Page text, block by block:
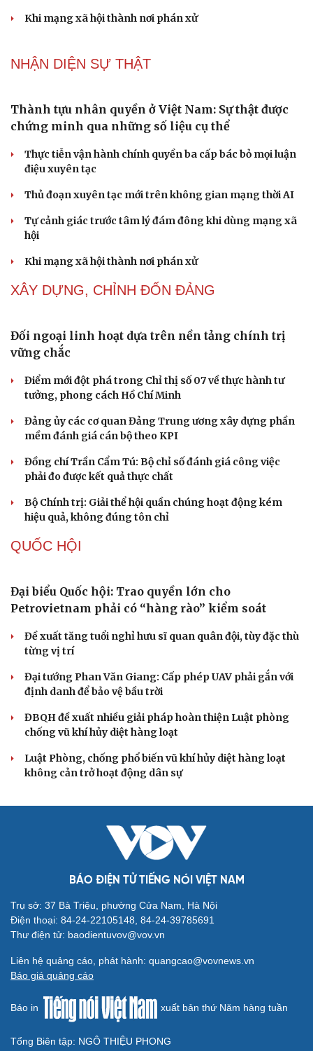
Cải chính
Khi mạng xã hội thành nơi phán xử
NHẬN DIỆN SỰ THẬT
Thành tựu nhân quyền ở Việt Nam: Sự thật được
chứng minh qua những số liệu cụ thể
Thực tiễn vận hành chính quyền ba cấp bác bỏ mọi luận
điệu xuyên tạc
Thủ đoạn xuyên tạc mới trên không gian mạng thời AI
Tự cảnh giác trước tâm lý đám đông khi dùng mạng xã
hội
Khi mạng xã hội thành nơi phán xử
XÂY DỰNG, CHỈNH ĐỐN ĐẢNG
Đối ngoại linh hoạt dựa trên nền tảng chính trị
vững chắc
Điểm mới đột phá trong Chỉ thị số 07 về thực hành tư
tưởng, phong cách Hồ Chí Minh
Đảng ủy các cơ quan Đảng Trung ương xây dựng phần
mềm đánh giá cán bộ theo KPI
Đồng chí Trần Cẩm Tú: Bộ chỉ số đánh giá công việc
phải đo được kết quả thực chất
Bộ Chính trị: Giải thể hội quần chúng hoạt động kém
hiệu quả, không đúng tôn chỉ
QUỐC HỘI
Đại biểu Quốc hội: Trao quyền lớn cho
Petrovietnam phải có “hàng rào” kiểm soát
Đề xuất tăng tuổi nghỉ hưu sĩ quan quân đội, tùy đặc thù
từng vị trí
Đại tướng Phan Văn Giang: Cấp phép UAV phải gắn với
định danh để bảo vệ bầu trời
ĐBQH đề xuất nhiều giải pháp hoàn thiện Luật phòng
chống vũ khí hủy diệt hàng loạt
Luật Phòng, chống phổ biến vũ khí hủy diệt hàng loạt
không cản trở hoạt động dân sự
BÁO ĐIỆN TỬ TIẾNG NÓI VIỆT NAM
Trụ sở: 37 Bà Triệu, phường Cửa Nam, Hà Nội
Điện thoại: 84-24-22105148, 84-24-39785691
Thư điện tử: baodientuvov@vov.vn
Liên hệ quảng cáo, phát hành: quangcao@vovnews.vn
Báo giá quảng cáo
Báo in xuất bản thứ Năm hàng tuần
Tổng Biên tập: NGÔ THIỆU PHONG